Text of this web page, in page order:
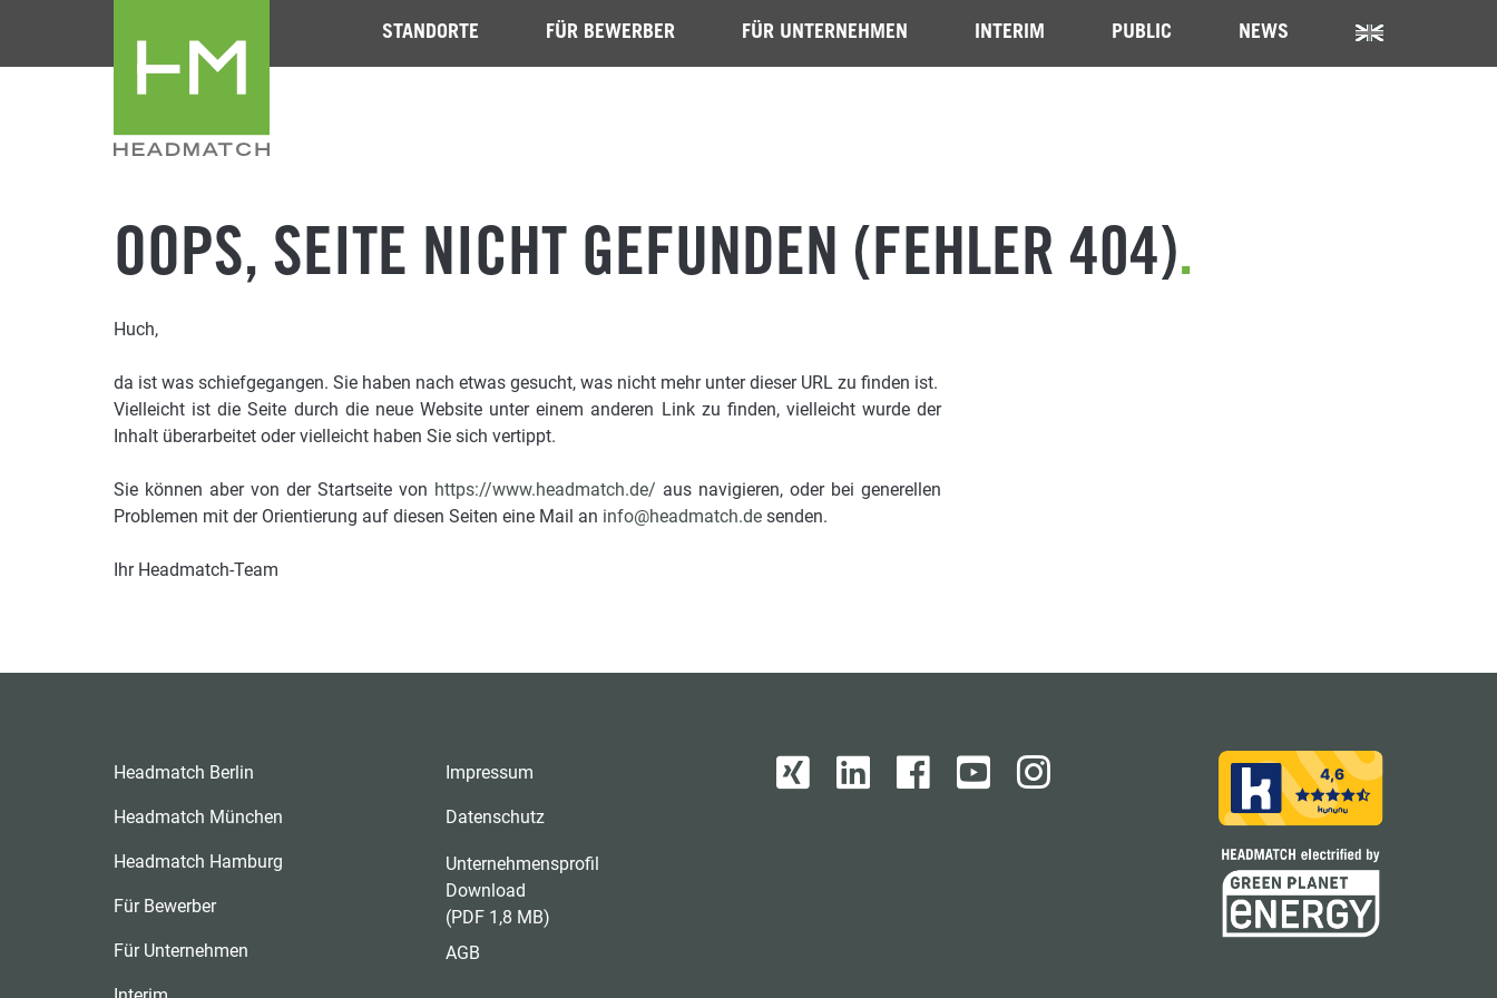
STANDORTE FÜR BEWERBER FÜR UNTERNEHMEN INTERIM PUBLIC NEWS
OOPS, SEITE NICHT GEFUNDEN (FEHLER 404).
Huch,
da ist was schiefgegangen. Sie haben nach etwas gesucht, was nicht mehr unter dieser URL zu finden ist.
Vielleicht ist die Seite durch die neue Website unter einem anderen Link zu finden, vielleicht wurde der
Inhalt überarbeitet oder vielleicht haben Sie sich vertippt.
Sie können aber von der Startseite von https://www.headmatch.de/ aus navigieren, oder bei generellen
Problemen mit der Orientierung auf diesen Seiten eine Mail an info@headmatch.de senden.
Ihr Headmatch-Team
Headmatch Berlin
Headmatch München
Headmatch Hamburg
Für Bewerber
Für Unternehmen
Impressum
Datenschutz
Unternehmensprofil
Download
(PDF 1,8 MB)
AGB